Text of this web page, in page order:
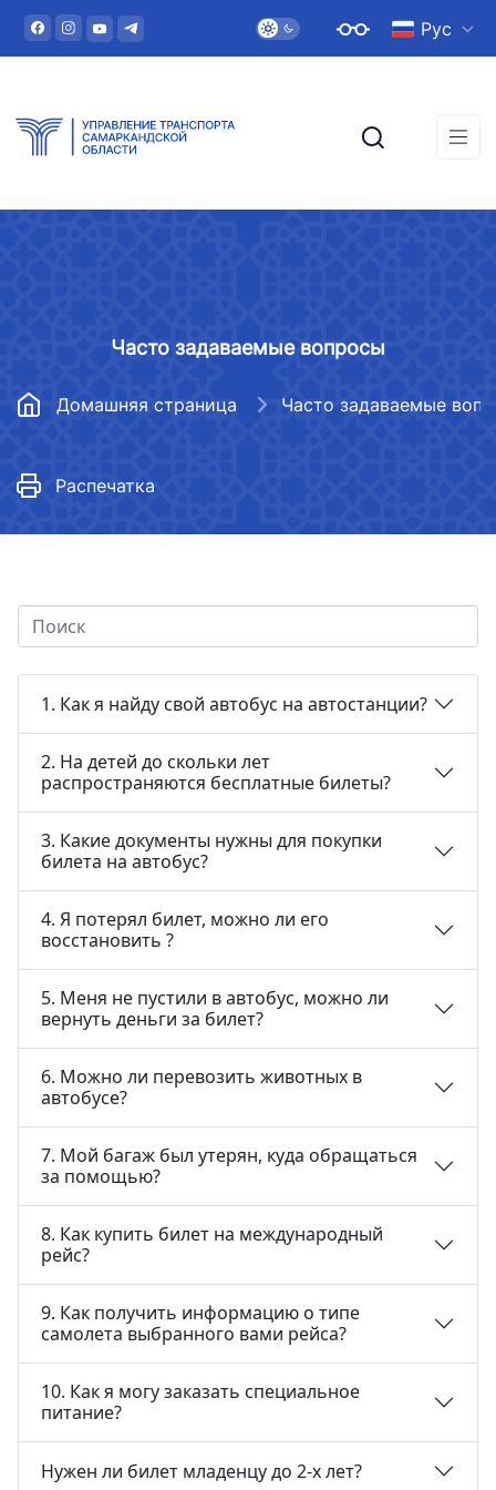
Рус
АО
"Uzbekistan
Airways"
Номер
АО
"O'zbekiston
Номер
АО
"Uzbekistan
Номер
Часто задаваемые вопросы
Домашняя страница Часто задаваемые
Распечатка
1. Как я найду свой автобус на автостанции?
2. На детей до скольки лет
распространяются бесплатные билеты?
3. Какие документы нужны для покупки
билета на автобус?
4. Я потерял билет, можно ли его
восстановить ?
5. Меня не пустили в автобус, можно ли
вернуть деньги за билет?
6. Можно ли перевозить животных в
автобусе?
7. Мой багаж был утерян, куда обращаться
за помощью?
8. Как купить билет на международный
рейс?
9. Как получить информацию о типе
самолета выбранного вами рейса?
10. Как я могу заказать специальное
питание?
Нужен ли билет младенцу до 2-х лет?